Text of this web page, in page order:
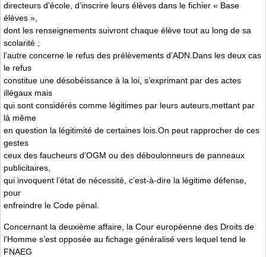
directeurs d’école, d’inscrire leurs élèves dans le fichier « Base
élèves »,
dont les renseignements suivront chaque élève tout au long de sa
scolarité ;
l’autre concerne le refus des prélèvements d’ADN.Dans les deux cas
le refus
constitue une désobéissance à la loi, s’exprimant par des actes
illégaux mais
qui sont considérés comme légitimes par leurs auteurs,mettant par
là même
en question la légitimité de certaines lois.On peut rapprocher de ces
gestes
ceux des faucheurs d’OGM ou des déboulonneurs de panneaux
publicitaires,
qui invoquent l’état de nécessité, c’est-à-dire la légitime défense,
pour
enfreindre le Code pénal.
Concernant la deuxième affaire, la Cour européenne des Droits de
l’Homme s’est opposée au fichage généralisé vers lequel tend le
FNAEG